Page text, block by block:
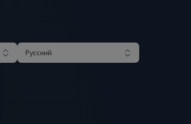
Русский